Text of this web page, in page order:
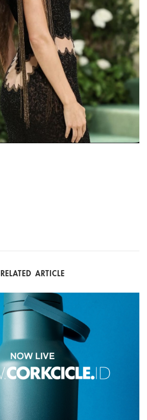
RELATED ARTICLE